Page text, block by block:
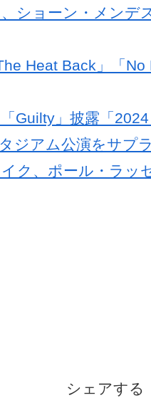
ショーン・メンデ
Heat Back」「
Guilty」披露「2024
ジアム公演をサプ
ク、ポール・ラッ
シェアする